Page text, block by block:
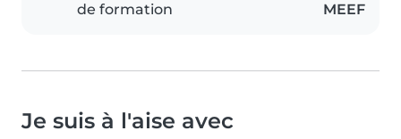
de formation
MEEF
Je suis à l'aise avec